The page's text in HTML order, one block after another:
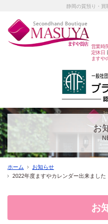
静岡の質預り・買
営業時
定休日
ますや
お
ホーム
お知らせ
2022年度ますやカレンダー出来ました
お